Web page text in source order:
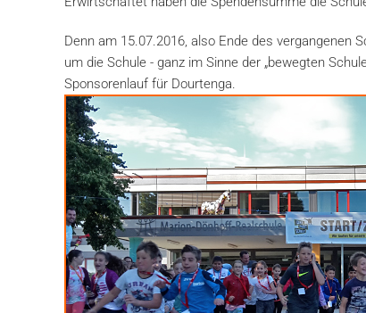
Denn am 15.07.2016, also Ende des
um die Schule - ganz im Sinne der „bewegten
Sponsorenlauf für Dourtenga.